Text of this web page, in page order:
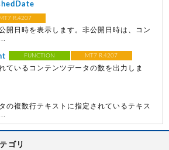
MT7 R.4207
開日時を表示します。非公開日時は、コン
FUNCTION MT7 R.4207
ているコンテンツデータの数を出力しま
の複数行テキストに指定されているテキス
ゴリ